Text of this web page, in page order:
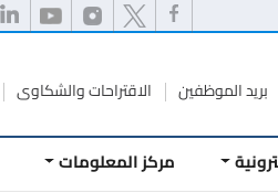
بريد الموظفين الاقتراحات والشكاوى
مركز المعلومات